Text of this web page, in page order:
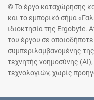
© Το έργο καταχώρησης
και το εμπορικό σήμα
ιδιοκτησία της Ergobyte.
του έργου σε
συμπεριλαμβανομένης
τεχνητής νοημοσύνης
τεχνολογιών, χωρίς